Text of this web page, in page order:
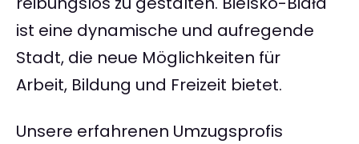
ist eine dynamische und aufregende
Stadt, die neue Möglichkeiten für
Arbeit, Bildung und Freizeit bietet.
Unsere erfahrenen Umzugsprofis